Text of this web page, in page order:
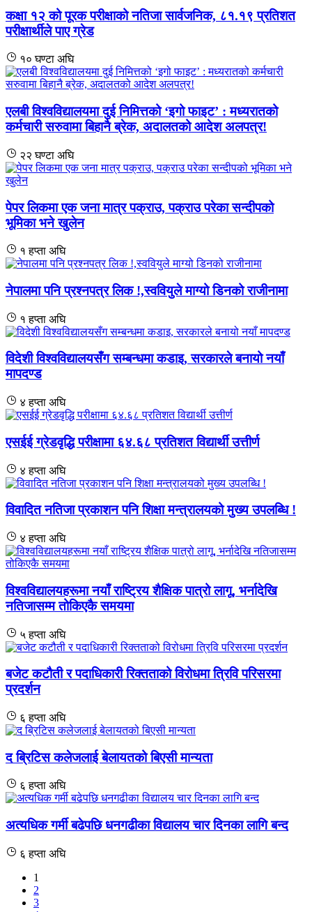
कक्षा १२ को पूरक परीक्षाको नतिजा सार्वजनिक, ८१.१९ प्रतिशत
परीक्षार्थीले पाए ग्रेड
१० घण्टा अघि
एलबी विश्वविद्यालयमा दुई निमित्तको ‘इगो फाइट’ : मध्यरातको
कर्मचारी सरुवामा बिहानै ब्रेक, अदालतको आदेश अलपत्र!
२२ घण्टा अघि
पेपर लिकमा एक जना मात्र पक्राउ, पक्राउ परेका सन्दीपको
भूमिका भने खुलेन
१ हप्ता अघि
नेपालमा पनि प्रश्नपत्र लिक !,स्ववियुले माग्यो डिनको राजीनामा
१ हप्ता अघि
विदेशी विश्वविद्यालयसँग सम्बन्धमा कडाइ, सरकारले बनायो नयाँ
मापदण्ड
४ हप्ता अघि
एसईई ग्रेडवृद्धि परीक्षामा ६४.६८ प्रतिशत विद्यार्थी उत्तीर्ण
४ हप्ता अघि
विवादित नतिजा प्रकाशन पनि शिक्षा मन्त्रालयको मुख्य उपलब्धि !
४ हप्ता अघि
विश्वविद्यालयहरूमा नयाँ राष्ट्रिय शैक्षिक पात्रो लागू, भर्नादेखि
नतिजासम्म तोकिएकै समयमा
५ हप्ता अघि
बजेट कटौती र पदाधिकारी रिक्तताको विरोधमा त्रिवि परिसरमा
प्रदर्शन
६ हप्ता अघि
द ब्रिटिस कलेजलाई बेलायतको बिएसी मान्यता
६ हप्ता अघि
अत्यधिक गर्मी बढेपछि धनगढीका विद्यालय चार दिनका लागि बन्द
६ हप्ता अघि
1
2
3